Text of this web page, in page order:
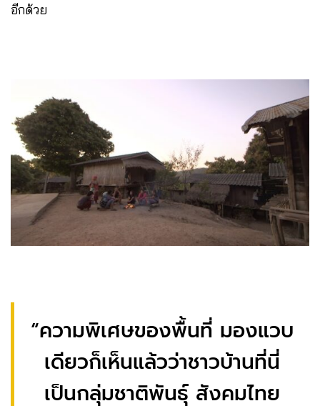
อีกด้วย
“ความพิเศษของพื้นที่ มองแวบ
เดียวก็เห็นแล้วว่าชาวบ้านที่นี่
เป็นกลุ่มชาติพันธุ์ สังคมไทย